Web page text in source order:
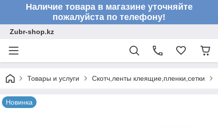
Наличие товара в магазине уточняйте
пожалуйста по телефону!
Zubr-shop.kz
Товары и услуги Скотч,ленты клеящие,пленки,сетки
Новинка